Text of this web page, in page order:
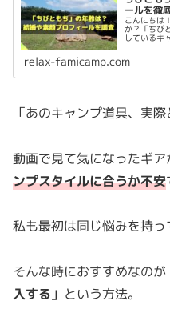
ールを徹
こんにちは
か？「ちび
しているキ
relax-famicamp.com
「あのキャンプ道具、実
動画で見て気になったギア
ンプスタイルに合うか不安
私も最初は同じ悩みを持っ
そんな時におすすめなのが
入する」 という方法。